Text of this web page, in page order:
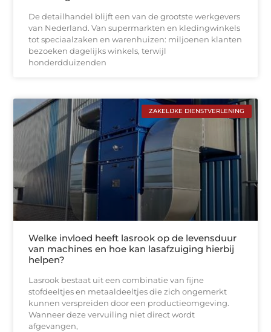
De detailhandel blijft een van de grootste werkgevers
van Nederland. Van supermarkten en kledingwinkels
tot speciaalzaken en warenhuizen: miljoenen klanten
bezoeken dagelijks winkels, terwijl
honderdduizenden
ZAKELIJKE DIENSTVERLENING
Welke invloed heeft lasrook op de levensduur
van machines en hoe kan lasafzuiging hierbij
helpen?
Lasrook bestaat uit een combinatie van fijne
stofdeeltjes en metaaldeeltjes die zich ongemerkt
kunnen verspreiden door een productieomgeving.
Wanneer deze vervuiling niet direct wordt
afgevangen,